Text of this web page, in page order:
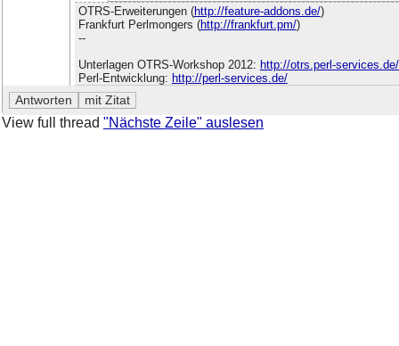
OTRS-Erweiterungen (http://feature-addons.de/)
Frankfurt Perlmongers (http://frankfurt.pm/)
--
Unterlagen OTRS-Workshop 2012: http://otrs.perl-
Perl-Entwicklung: http://perl-services.de/
View full thread "Nächste Zeile" auslesen